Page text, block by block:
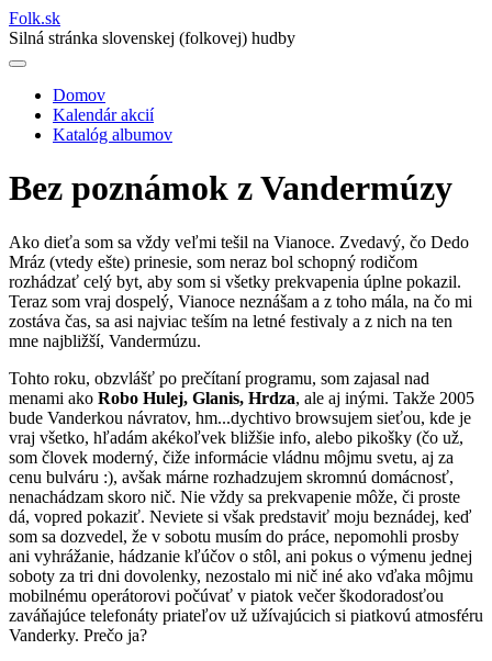
Folk.sk
Silná stránka slovenskej (folkovej) hudby
Main
navigation
Domov
Kalendár akcií
Katalóg albumov
Bez poznámok z Vandermúzy
Ako dieťa som sa vždy veľmi tešil na Vianoce. Zvedavý, čo Dedo
Mráz (vtedy ešte) prinesie, som neraz bol schopný rodičom
rozhádzať celý byt, aby som si všetky prekvapenia úplne pokazil.
Teraz som vraj dospelý, Vianoce neznášam a z toho mála, na čo mi
zostáva čas, sa asi najviac teším na letné festivaly a z nich na ten
mne najbližší, Vandermúzu.
Tohto roku, obzvlášť po prečítaní programu, som zajasal nad
menami ako Robo Hulej, Glanis, Hrdza, ale aj inými. Takže 2005
bude Vanderkou návratov, hm...dychtivo browsujem sieťou, kde je
vraj všetko, hľadám akékoľvek bližšie info, alebo pikošky (čo už,
som človek moderný, čiže informácie vládnu môjmu svetu, aj za
cenu bulváru :), avšak márne rozhadzujem skromnú domácnosť,
nenachádzam skoro nič. Nie vždy sa prekvapenie môže, či proste
dá, vopred pokaziť. Neviete si však predstaviť moju beznádej, keď
som sa dozvedel, že v sobotu musím do práce, nepomohli prosby
ani vyhrážanie, hádzanie kľúčov o stôl, ani pokus o výmenu jednej
soboty za tri dni dovolenky, nezostalo mi nič iné ako vďaka môjmu
mobilnému operátorovi počúvať v piatok večer škodoradosťou
zaváňajúce telefonáty priateľov už užívajúcich si piatkovú atmosféru
Vanderky. Prečo ja?